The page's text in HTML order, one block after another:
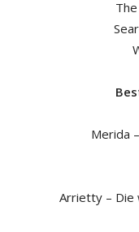
Merida
Arrietty – Die